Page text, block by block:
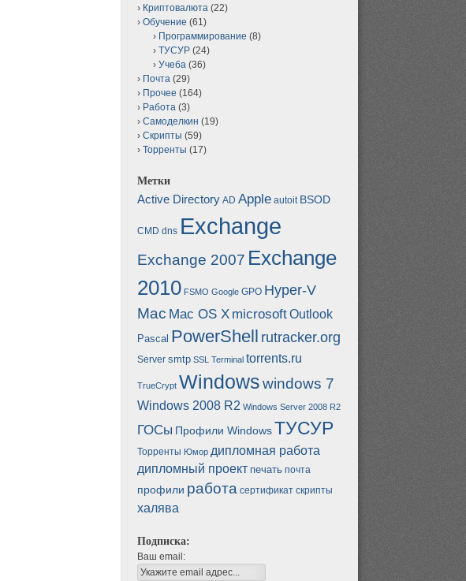
Криптовалюта (22)
Обучение (61)
Программирование (8)
ТУСУР (24)
Учеба (36)
Почта (29)
Прочее (164)
Работа (3)
Самоделкин (19)
Скрипты (59)
Торренты (17)
Метки
Active Directory AD Apple autoit BSOD
CMD dns Exchange
Exchange 2007 Exchange
2010 FSMO Google GPO Hyper-V
Mac Mac OS X microsoftOutlook
Pascal PowerShell rutracker.org
Server smtp SSL Terminal torrents.ru
TrueCrypt Windowswindows 7
Windows 2008 R2 Windows Server 2008 R2
ГОСы Профили WindowsТУСУР
Торренты Юмор дипломная работа
дипломный проект печать почта
профили работа сертификат скрипты
халява
Подписка:
Ваш email: